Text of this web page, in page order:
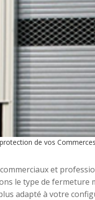
de vos Commerces
et
le type de fermeture
adapté à votre